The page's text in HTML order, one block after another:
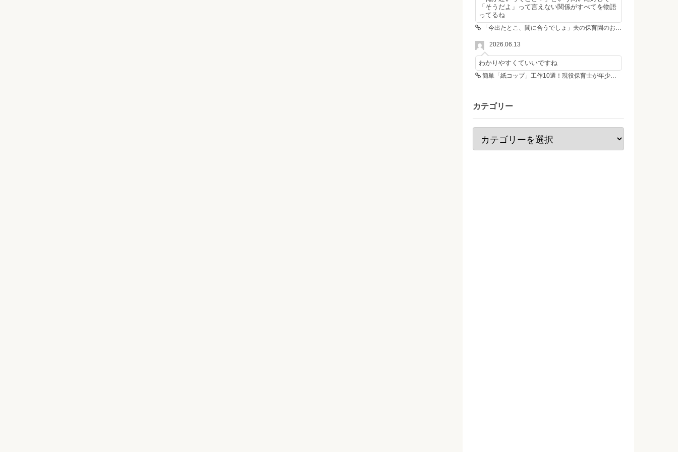
「そうだよ」って言えない関係がすべてを物語
ってるね
「今出たとこ、間に合うでしょ」夫の保育園のお迎え遅刻に走る私、位置情報共有で逆転しました
2026.06.13
わかりやすくていいですね
簡単「紙コップ」工作10選！現役保育士が年少さんも作れる工作＆遊び方を紹介
カテゴリー